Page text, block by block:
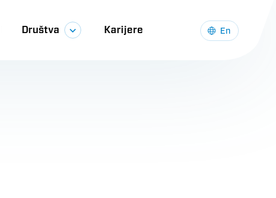
Društva Karijere En